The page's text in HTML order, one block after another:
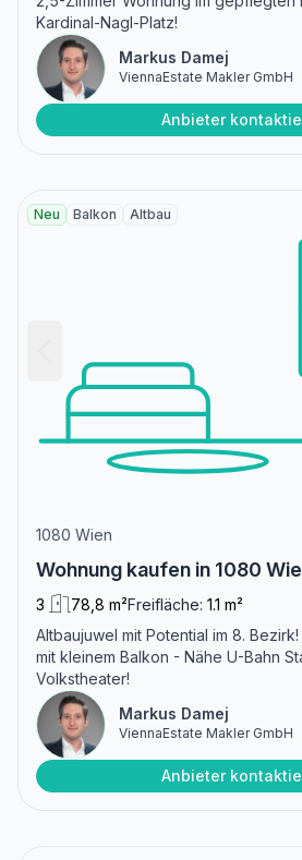
Kardinal-Nagl-Platz!
Markus Damej
ViennaEstate Makler GmbH
Anbieter
Neu Balkon Altbau
1080 Wien
Wohnung kaufen in 1080
3 78,8 m²Freifläche: 1.1 m²
Altbaujuwel mit Potential im 8.
mit kleinem Balkon - Nähe U-Bahn
Volkstheater!
Markus Damej
ViennaEstate Makler GmbH
Anbieter